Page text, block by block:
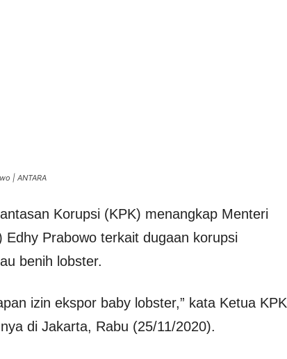
| ANTARA
Korupsi (KPK) menangkap Menteri
Edhy Prabowo terkait dugaan korupsi
benih lobster.
izin ekspor baby lobster,” kata Ketua KPK
di Jakarta, Rabu (25/11/2020).